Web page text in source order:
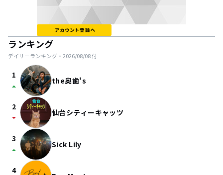
ランキング
デイリーランキング・ 2026/08/08付
1
arrow_drop_up the奥歯's
2
arrow_drop_down 仙台シティーキャッツ
3
arrow_drop_up Sick Lily
4